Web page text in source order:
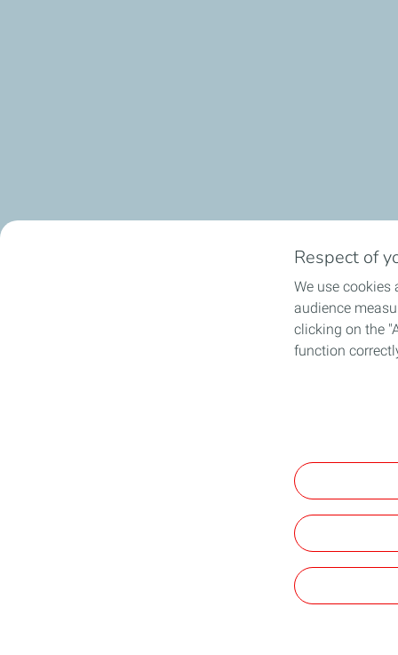
Respect of
We use
audience
clicking on the
function
View the